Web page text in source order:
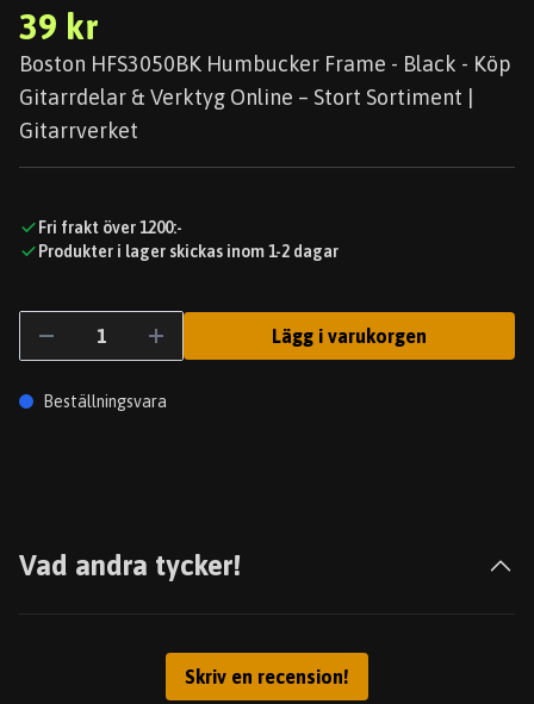
39 kr
Boston HFS3050BK Humbucker Frame - Black - Köp
Gitarrdelar & Verktyg Online – Stort Sortiment |
Gitarrverket
Fri frakt över 1200:-
Produkter i lager skickas inom 1-2 dagar
Lägg i varukorgen
Beställningsvara
Vad andra tycker!
Skriv en recension!